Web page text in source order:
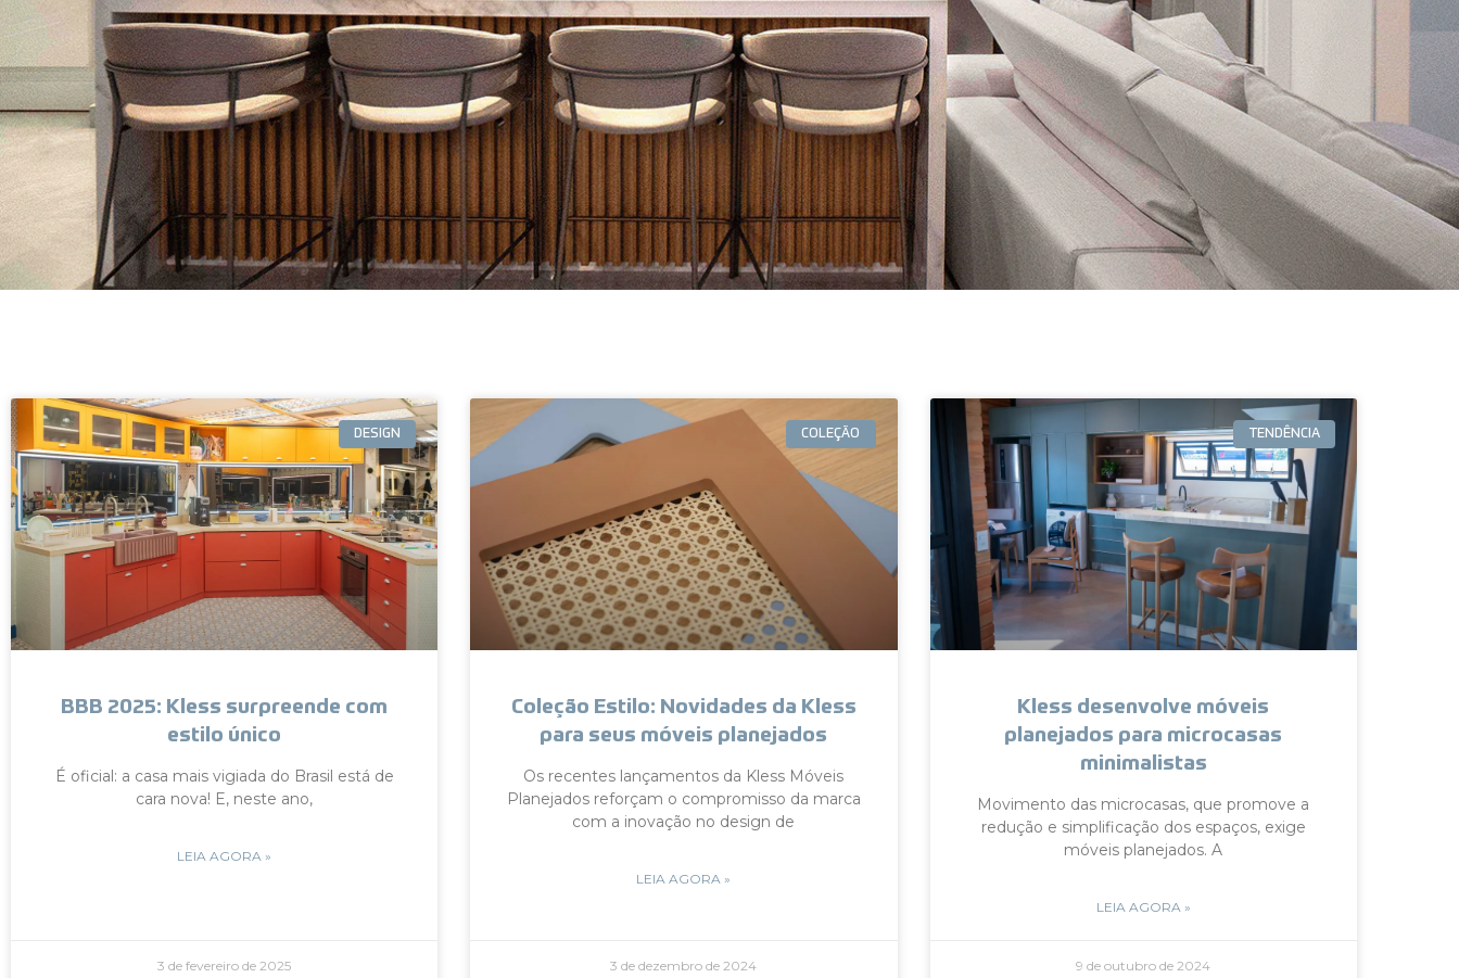
DESIGN
BBB 2025: Kless surpreende com
estilo único
É oficial: a casa mais vigiada do Brasil está de
cara nova! E, neste ano,
LEIA AGORA »
3 de fevereiro de 2025
COLEÇÃO
Coleção Estilo: Novidades da Kless
para seus móveis planejados
Os recentes lançamentos da Kless Móveis
Planejados reforçam o compromisso da marca
com a inovação no design de
LEIA AGORA »
3 de dezembro de 2024
TENDÊNCIA
Kless desenvolve móveis
planejados para microcasas
minimalistas
Movimento das microcasas, que promove a
redução e simplificação dos espaços, exige
móveis planejados. A
LEIA AGORA »
9 de outubro de 2024